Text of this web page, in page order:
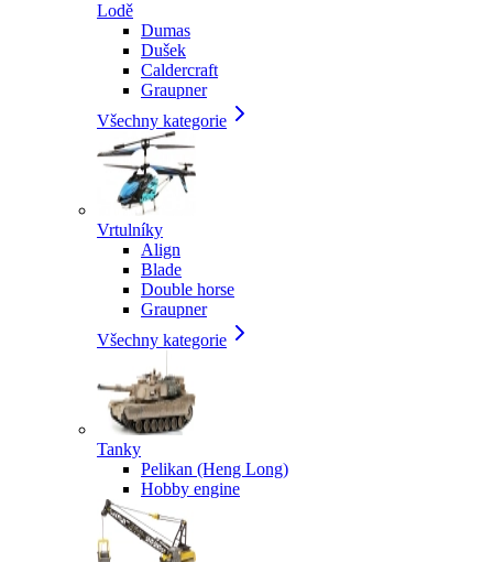
Lodě
Dumas
Dušek
Caldercraft
Graupner
Všechny kategorie
Vrtulníky
Align
Blade
Double horse
Graupner
Všechny kategorie
Tanky
Pelikan (Heng Long)
Hobby engine